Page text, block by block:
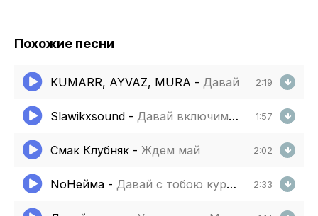
Похожие песни
KUMARR, AYVAZ, MURA - Давай 2:19
Slawikxsound - Давай включим музыку тихо тихо 1:57
Смак Клубняк - Ждем май 2:02
NoНейма - Давай с тобою курить по цыгански 2:33